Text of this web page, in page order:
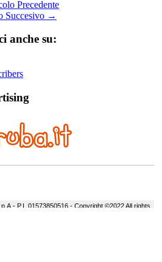
Precedente
Succesivo →
anche su: